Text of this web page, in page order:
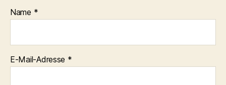
Name *
E-Mail-Adresse *